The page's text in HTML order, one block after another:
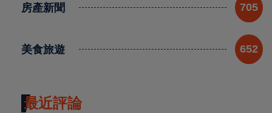
房產新聞 705
美食旅遊 652
最近評論